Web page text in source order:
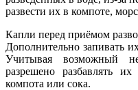
развести их в компоте,
Капли перед приёмом
Дополнительно запивать
Учитывая возможный
разрешено разбавлять
компота или сока.